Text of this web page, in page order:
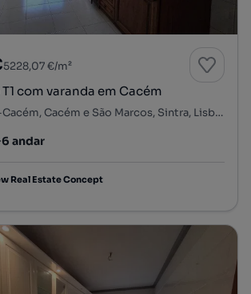
5228,07 €/m²
com varanda em Cacém
Sintra, Agualva-Cacém, Cacém e São Marcos, Sintra, Lisboa
quadrado
6 andar
Real Estate Concept